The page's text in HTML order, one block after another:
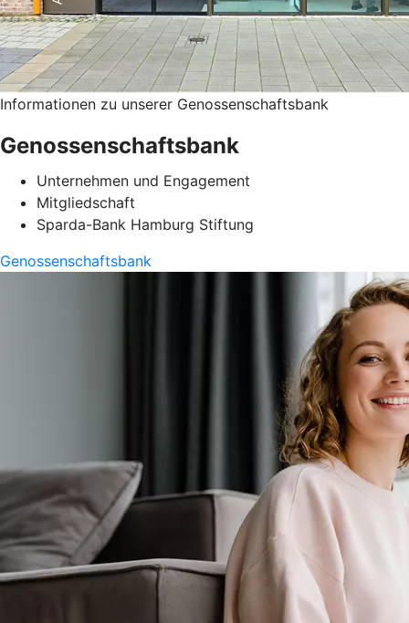
Informationen zu unserer Genossenschaftsbank
Genossenschaftsbank
Unternehmen und Engagement
Mitgliedschaft
Sparda-Bank Hamburg Stiftung
Genossenschaftsbank